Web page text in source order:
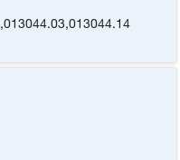
,013044.03,013044.14